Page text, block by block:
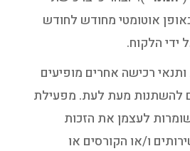
אוטומטי מחודש לחודש
ידי הלקוח.
ותנאי רכישה אחרים מופיעים
להשתנות מעת לעת. מפעילת
לעצמן את הזכות
ו/או הקורסים או